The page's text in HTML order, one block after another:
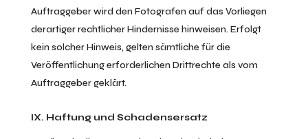
Auftraggeber wird den Fotografen auf das Vorliegen
derartiger rechtlicher Hindernisse hinweisen. Erfolgt
kein solcher Hinweis, gelten sämtliche für die
Veröffentlichung erforderlichen Drittrechte als vom
Auftraggeber geklärt.
IX. Haftung und Schadensersatz